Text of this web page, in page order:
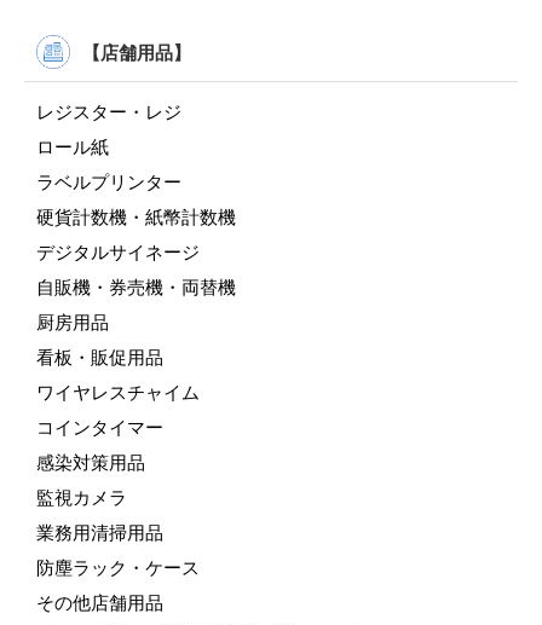
【店舗用品】
レジスター・レジ
ロール紙
ラベルプリンター
硬貨計数機・紙幣計数機
デジタルサイネージ
自販機・券売機・両替機
厨房用品
看板・販促用品
ワイヤレスチャイム
コインタイマー
感染対策用品
監視カメラ
業務用清掃用品
防塵ラック・ケース
その他店舗用品